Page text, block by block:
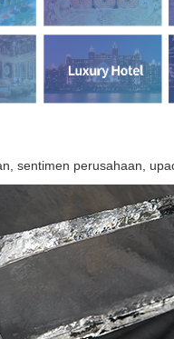
sentimen perusahaan,